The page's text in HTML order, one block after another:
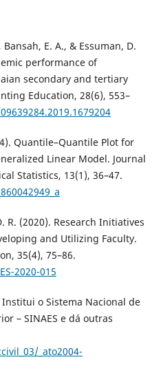
E. A., & Essuman, D.
performance of
secondary and tertiary
Education, 28(6), 553–
Quantile–Quantile Plot for
Linear Model. Journal
Statistics, 13(1), 36–47.
R. (2020). Research Initiatives
and Utilizing Faculty.
35(4), 75–86.
2020-015
o Sistema Nacional de
– SINAES e dá outras
_ato2004-